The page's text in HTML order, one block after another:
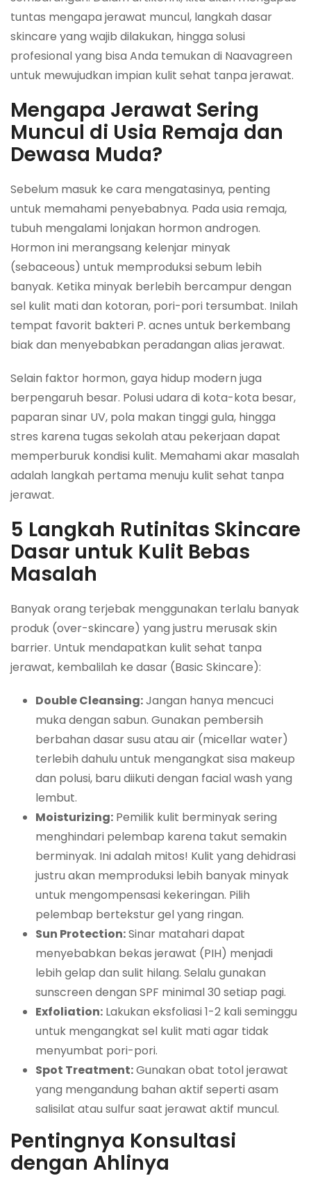
tuntas mengapa jerawat muncul, langkah dasar
skincare yang wajib dilakukan, hingga solusi
profesional yang bisa Anda temukan di Naavagreen
untuk mewujudkan impian kulit sehat tanpa jerawat.
Mengapa Jerawat Sering
Muncul di Usia Remaja dan
Dewasa Muda?
Sebelum masuk ke cara mengatasinya, penting
untuk memahami penyebabnya. Pada usia remaja,
tubuh mengalami lonjakan hormon androgen.
Hormon ini merangsang kelenjar minyak
(sebaceous) untuk memproduksi sebum lebih
banyak. Ketika minyak berlebih bercampur dengan
sel kulit mati dan kotoran, pori-pori tersumbat. Inilah
tempat favorit bakteri P. acnes untuk berkembang
biak dan menyebabkan peradangan alias jerawat.
Selain faktor hormon, gaya hidup modern juga
berpengaruh besar. Polusi udara di kota-kota besar,
paparan sinar UV, pola makan tinggi gula, hingga
stres karena tugas sekolah atau pekerjaan dapat
memperburuk kondisi kulit. Memahami akar masalah
adalah langkah pertama menuju kulit sehat tanpa
jerawat.
5 Langkah Rutinitas Skincare
Dasar untuk Kulit Bebas
Masalah
Banyak orang terjebak menggunakan terlalu banyak
produk (over-skincare) yang justru merusakskin
barrier. Untuk mendapatkan kulit sehat tanpa
jerawat, kembalilah ke dasar (Basic Skincare):
Double Cleansing:Jangan hanya mencuci
muka dengan sabun. Gunakan pembersih
berbahan dasar susu atau air (micellar water)
terlebih dahulu untuk mengangkat sisa makeup
dan polusi, baru diikuti dengan facial wash yang
lembut.
Moisturizing: Pemilik kulit berminyak sering
menghindari pelembap karena takut semakin
berminyak. Ini adalah mitos! Kulit yang dehidrasi
justru akan memproduksi lebih banyak minyak
untuk mengompensasi kekeringan. Pilih
pelembap bertekstur gel yang ringan.
Sun Protection:Sinar matahari dapat
menyebabkan bekas jerawat (PIH) menjadi
lebih gelap dan sulit hilang. Selalu gunakan
sunscreen dengan SPF minimal 30 setiap pagi.
Exfoliation: Lakukan eksfoliasi 1-2 kali seminggu
untuk mengangkat sel kulit mati agar tidak
menyumbat pori-pori.
Spot Treatment:Gunakan obat totol jerawat
yang mengandung bahan aktif seperti asam
salisilat atau sulfur saat jerawat aktif muncul.
Pentingnya Konsultasi
dengan Ahlinya